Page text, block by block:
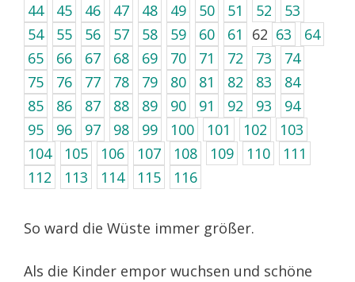
44
45 46 47 48 49 50 51 52
53
54
55 56 57 58 59 60 61 62 63
64
65
66 67 68 69 70 71 72 73
74
75
76 77 78 79 80 81 82 83
84
85
86 87 88 89 90 91 92 93
94
95
96 97 98 99 100 101 102
103
104
105 106 107 108 109 110
111
112
113 114 115 116
So ward die Wüste immer größer.
Als die Kinder empor wuchsen und schöne